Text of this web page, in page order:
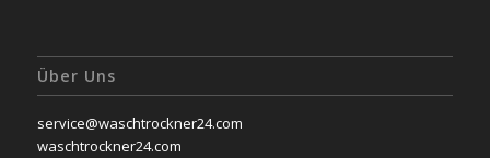
Über Uns
service@waschtrockner24.com
waschtrockner24.com